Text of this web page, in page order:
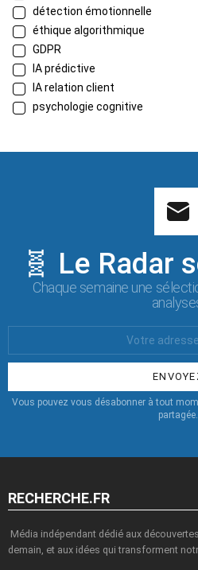
détection émotionnelle
éthique algorithmique
GDPR
IA prédictive
IA relation client
psychologie cognitive
🧬 Le Radar
Chaque semaine une
:
Vous pouvez vous désabonner à tout
partagée.
RECHERCHE.FR
Média indépendant dédié aux
demain, et aux idées qui transforment